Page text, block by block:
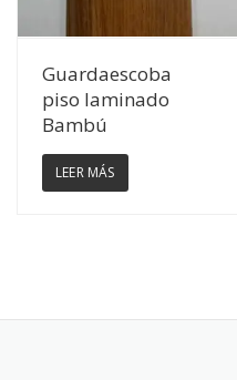
Ver Detalles
Guardaescoba
piso laminado
Bambú
LEER MÁS